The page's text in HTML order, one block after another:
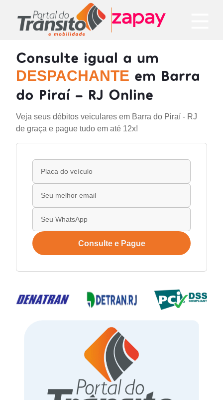
Consulte igual a um
DESPACHANTE em Barra
do Piraí - RJ Online
Veja seus débitos veiculares em Barra do Piraí - RJ
de graça e pague tudo em até 12x!
Consulte e Pague